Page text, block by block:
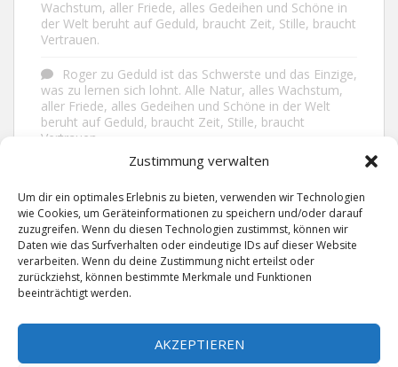
Zustimmung verwalten
Um dir ein optimales Erlebnis zu bieten, verwenden wir Technologien
wie Cookies, um Geräteinformationen zu speichern und/oder darauf
zuzugreifen. Wenn du diesen Technologien zustimmst, können wir
Daten wie das Surfverhalten oder eindeutige IDs auf dieser Website
verarbeiten. Wenn du deine Zustimmung nicht erteilst oder
zurückziehst, können bestimmte Merkmale und Funktionen
beeinträchtigt werden.
AKZEPTIEREN
Wachstum, aller Friede, alles Gedeihen und Schöne in
der Welt beruht auf Geduld, braucht Zeit, Stille, braucht
Vertrauen.
Roger zu Geduld ist das Schwerste und das Einzige,
was zu lernen sich lohnt. Alle Natur, alles Wachstum,
aller Friede, alles Gedeihen und Schöne in der Welt
beruht auf Geduld, braucht Zeit, Stille, braucht
Vertrauen.
Nichts in unserem Leben
GridzuMan lebt ruhiger, wenn man nicht alles
sagt, was man weiß, nicht alles glaubt, was man hört
und über den Rest einfach nur lächelt.